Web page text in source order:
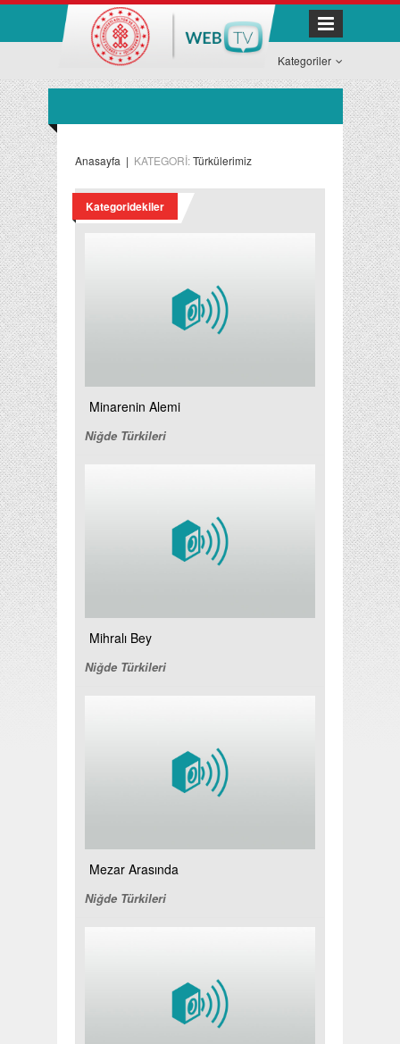
Kategoriler
Anasayfa | KATEGORİ:Türkülerimiz
Kategoridekiler
Minarenin Alemi
Niğde Türkileri
Mihralı Bey
Niğde Türkileri
Mezar Arasında
Niğde Türkileri